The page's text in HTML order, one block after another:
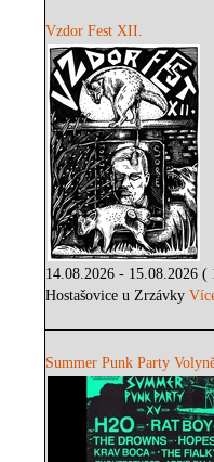
Vzdor Fest XII.
14.08.2026 - 15.08.2026 (
Hostašovice u Zrzávky
Summer Punk Party